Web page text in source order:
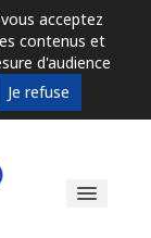
acceptez
contenus et
d'audience
Je refuse